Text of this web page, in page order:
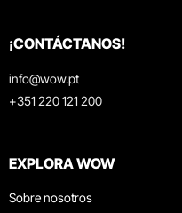
¡CONTÁCTANOS!
info@wow.pt
+351 220 121 200
EXPLORA WOW
Sobre nosotros